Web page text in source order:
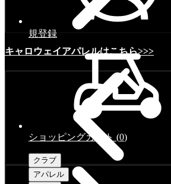
キャロウェイアパレルはこちら>>>
規登録
ショッピングカート (0)
クラブ
アパレル